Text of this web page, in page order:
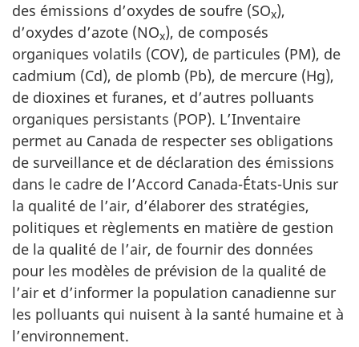
des émissions d’oxydes de soufre (SOx),
d’oxydes d’azote (NOx), de composés
organiques volatils (COV), de particules (PM), de
cadmium (Cd), de plomb (Pb), de mercure (Hg),
de dioxines et furanes, et d’autres polluants
organiques persistants (POP). L’Inventaire
permet au Canada de respecter ses obligations
de surveillance et de déclaration des émissions
dans le cadre de l’Accord Canada-États-Unis sur
la qualité de l’air, d’élaborer des stratégies,
politiques et règlements en matière de gestion
de la qualité de l’air, de fournir des données
pour les modèles de prévision de la qualité de
l’air et d’informer la population canadienne sur
les polluants qui nuisent à la santé humaine et à
l’environnement.